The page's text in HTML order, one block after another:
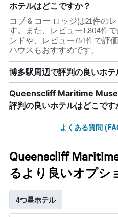
ホテルはどこですか？
コブ & コー ロッジは21件の
す。また、レビュー1,804件
ンドや、レビュー751件で評
ハウスもおすすめです。
博多駅周辺で評判の良いホテ
Queenscliff Maritime
評判の良いホテルはどこです
よくある質問
Queenscliff
るより良いオプシ
4つ星ホテル